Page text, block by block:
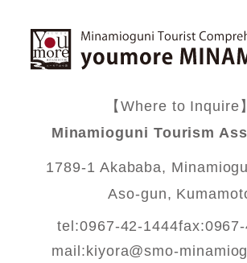
【Where to Inquire】
Minamioguni Tourism
1789-1 Akababa,
Aso-gun,
tel:0967-42-1444
mail:kiyora@smo-